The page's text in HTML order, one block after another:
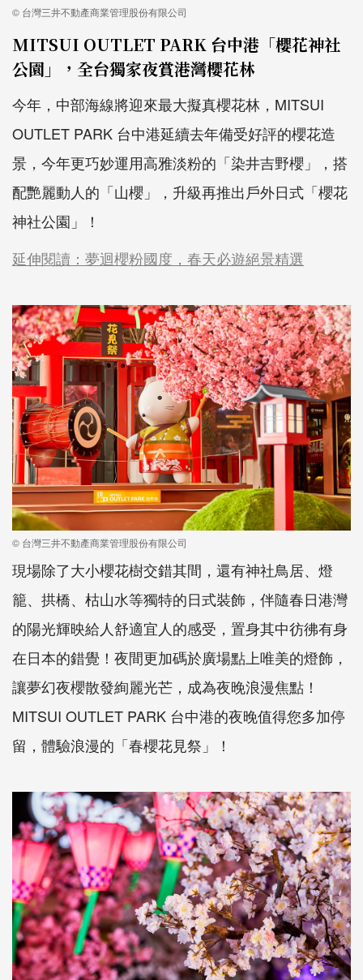
© 台灣三井不動產商業管理股份有限公司
MITSUI OUTLET PARK 台中港「櫻花神社
公園」，全台獨家夜賞港灣櫻花林
今年，中部海線將迎來最大擬真櫻花林，MITSUI
OUTLET PARK 台中港延續去年備受好評的櫻花造
景，今年更巧妙運用高雅淡粉的「染井吉野櫻」，搭
配艷麗動人的「山櫻」，升級再推出戶外日式「櫻花
神社公園」！
延伸閱讀：夢迴櫻粉國度，春天必遊絕景精選
© 台灣三井不動產商業管理股份有限公司
現場除了大小櫻花樹交錯其間，還有神社鳥居、燈
籠、拱橋、枯山水等獨特的日式裝飾，伴隨春日港灣
的陽光輝映給人舒適宜人的感受，置身其中彷彿有身
在日本的錯覺！夜間更加碼於廣場點上唯美的燈飾，
讓夢幻夜櫻散發絢麗光芒，成為夜晚浪漫焦點！
MITSUI OUTLET PARK 台中港的夜晚值得您多加停
留，體驗浪漫的「春櫻花見祭」！